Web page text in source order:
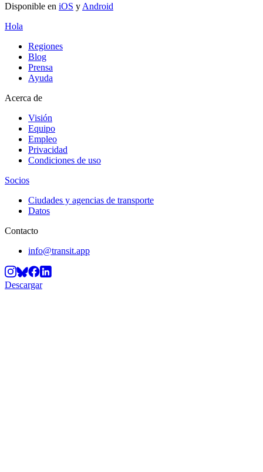
Disponible en iOS y Android
Hola
Regiones
Blog
Prensa
Ayuda
Acerca de
Visión
Equipo
Empleo
Privacidad
Condiciones de uso
Socios
Ciudades y agencias de transporte
Datos
Contacto
info@transit.app
Descargar